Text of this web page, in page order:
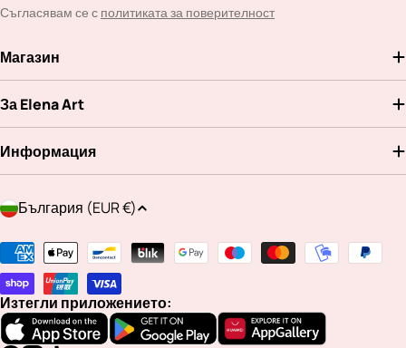
Съгласявам се с политиката за поверителност
Магазин
За Elena Art
Информация
Д
р
ж
а
в
България (EUR €)
Методи
на
плащане
Изтегли приложението: